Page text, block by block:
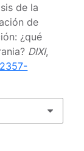
de la
de
¿qué
DIXI,